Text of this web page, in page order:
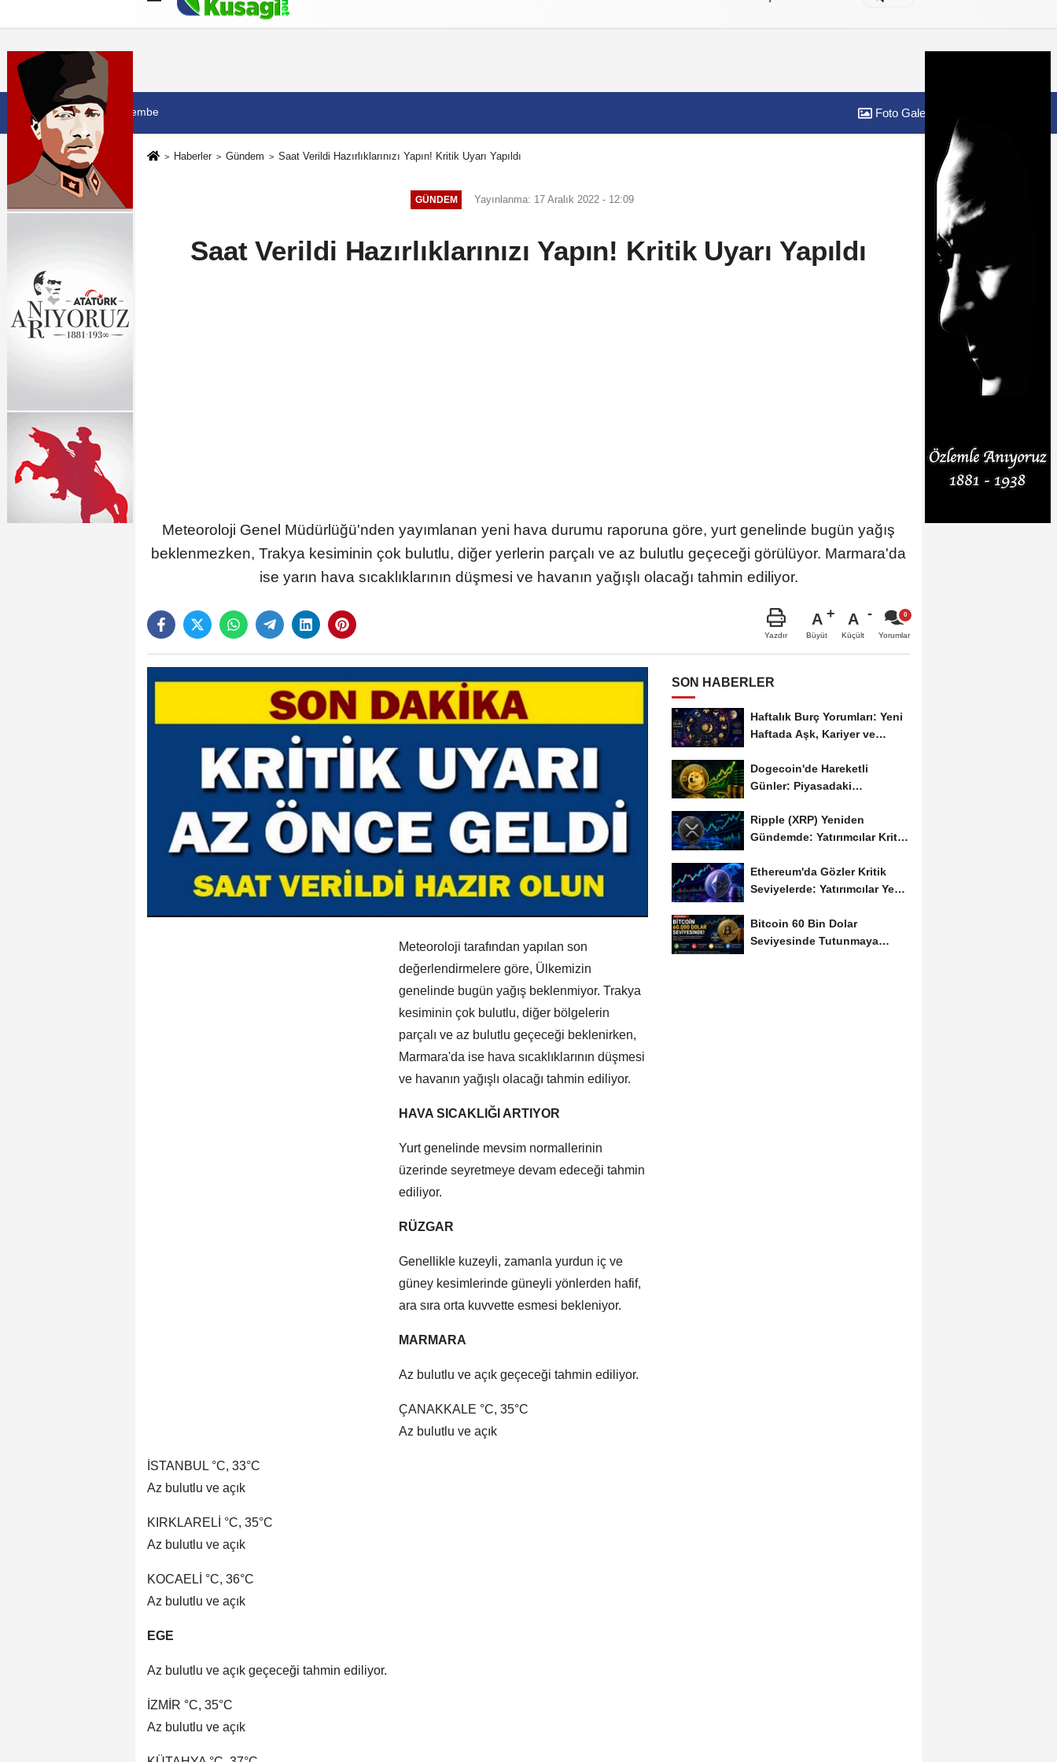
Künye İletişim Çerez Politikası
6 Ağustos 2026, Perşembe Foto Galeri
Haberler Gündem Saat Verildi Hazırlıklarınızı Yapın! Kritik Uyarı Yapıldı
GÜNDEM Yayınlanma: 17 Aralık 2022 - 12:09
Saat Verildi Hazırlıklarınızı Yapın! Kritik Uyarı Yapıldı
Meteoroloji Genel Müdürlüğü'nden yayımlanan yeni hava durumu raporuna göre, yurt genelinde bugün yağış
beklenmezken, Trakya kesiminin çok bulutlu, diğer yerlerin parçalı ve az bulutlu geçeceği görülüyor. Marmara'da
ise yarın hava sıcaklıklarının düşmesi ve havanın yağışlı olacağı tahmin ediliyor.
Yazdır
A
Büyüt
A
Küçült Yorumlar
Meteoroloji tarafından yapılan son
değerlendirmelere göre, Ülkemizin
genelinde bugün yağış beklenmiyor. Trakya
kesiminin çok bulutlu, diğer bölgelerin
parçalı ve az bulutlu geçeceği beklenirken,
Marmara'da ise hava sıcaklıklarının düşmesi
ve havanın yağışlı olacağı tahmin ediliyor.
HAVA SICAKLIĞI ARTIYOR
Yurt genelinde mevsim normallerinin
üzerinde seyretmeye devam edeceği tahmin
ediliyor.
RÜZGAR
Genellikle kuzeyli, zamanla yurdun iç ve
güney kesimlerinde güneyli yönlerden hafif,
ara sıra orta kuvvette esmesi bekleniyor.
MARMARA
Az bulutlu ve açık geçeceği tahmin ediliyor.
ÇANAKKALE °C, 35°C
Az bulutlu ve açık
İSTANBUL °C, 33°C
Az bulutlu ve açık
KIRKLARELİ °C, 35°C
Az bulutlu ve açık
KOCAELİ °C, 36°C
Az bulutlu ve açık
EGE
Az bulutlu ve açık geçeceği tahmin ediliyor.
İZMİR °C, 35°C
Az bulutlu ve açık
SON HABERLER
Haftalık Burç Yorumları: Yeni
Haftada Aşk, Kariyer ve
Dogecoin'de Hareketli
Günler: Piyasadaki
de...
Ripple (XRP) Yeniden
Gündemde: Yatırımcılar Kritik
Ethereum'da Gözler Kritik
Seviyelerde: Yatırımcılar Yeni
Bitcoin 60 Bin Dolar
Seviyesinde Tutunmaya